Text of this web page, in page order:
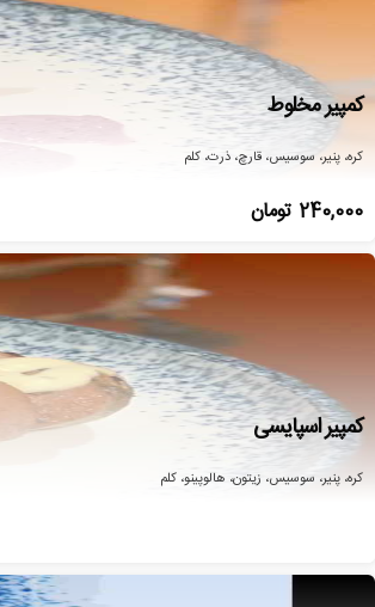
کمپیر مخلوط
کره، پنیر، سوسیس، قارچ، ذرت، کلم
240,000 تومان
کمپیر اسپایسی
کره، پنیر، سوسیس، زیتون، هالوپینو، کلم